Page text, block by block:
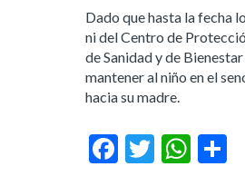
Dado que hasta la fecha
ni del Centro de
de Sanidad y de
mantener al niño en el
hacia su madre.
Facebook
Twitter